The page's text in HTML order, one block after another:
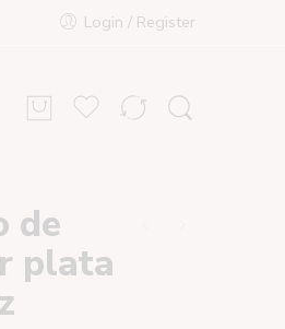
Login / Register
de
plata